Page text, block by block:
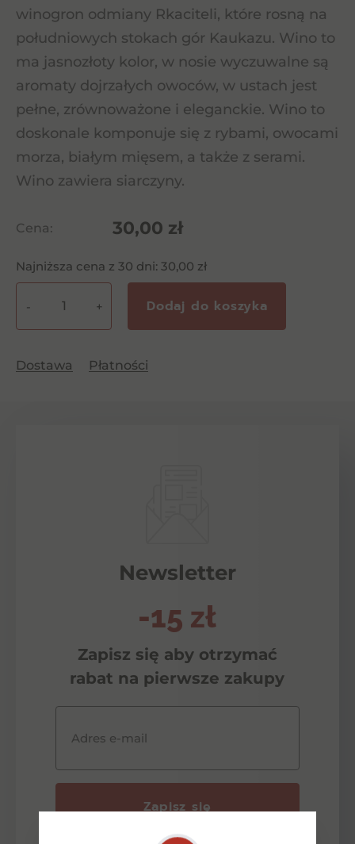
winogron odmiany Rkaciteli, które rosną na
południowych stokach gór Kaukazu. Wino to
ma jasnozłoty kolor, w nosie wyczuwalne są
aromaty dojrzałych owoców, w ustach jest
pełne, zrównoważone i eleganckie. Wino to
doskonale komponuje się z rybami, owocami
morza, białym mięsem, a także z serami.
Wino zawiera siarczyny.
Cena: 30,00 zł
Najniższa cena z 30 dni: 30,00 zł
Marani
CW
- + Dodaj do koszyka
Dostawa Płatności
Newsletter
-15 zł
Zapisz się aby otrzymać
rabat na pierwsze zakupy
Adres e-mail
Zapisz się